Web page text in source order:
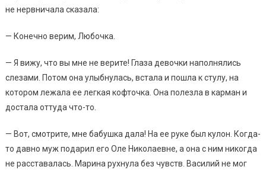
не нервничала сказала:
— Конечно верим, Любочка.
— Я вижу, что вы мне не верите! Глаза девочки наполнялись
слезами. Потом она улыбнулась, встала и пошла к стулу, на
котором лежала ее легкая кофточка. Она полезла в карман и
достала оттуда что-то.
— Вот, смотрите, мне бабушка дала! На ее руке был кулон. Когда-
то давно муж подарил его Оле Николаевне, а она с ним никогда
не расставалась. Марина рухнула без чувств. Василий не мог